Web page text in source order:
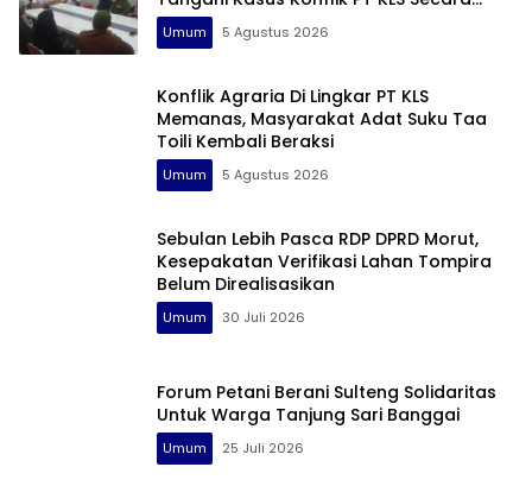
Profesional
Umum 5 Agustus 2026
Konflik Agraria Di Lingkar PT KLS
Memanas, Masyarakat Adat Suku Taa
Toili Kembali Beraksi
Umum 5 Agustus 2026
Sebulan Lebih Pasca RDP DPRD Morut,
Kesepakatan Verifikasi Lahan Tompira
Belum Direalisasikan
Umum 30 Juli 2026
Forum Petani Berani Sulteng Solidaritas
Untuk Warga Tanjung Sari Banggai
Umum 25 Juli 2026